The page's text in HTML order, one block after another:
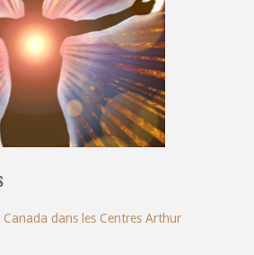
Canada dans les Centres Arthur